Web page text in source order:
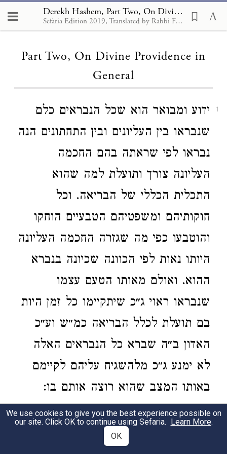
Derekh Hashem, Part Two, On Divine Providence in General
Sefaria Edition 2019, Translated by Rabbi Francis Nataf
Loading...
Part Two, On Divine Providence in
General
1
ידוע ומבואר הוא שכל הנבראים כלם
שנבראו בין העליונים ובין התחתונים הנה
נבראו לפי שראתה בהם החכמה
העליונה צורך ותועלת למה שהוא
התכלית הכללי של הבריאה. וכל
חוקותיהם ומשפטיהם הטבעיים הוחקו
והוטבעו כפי מה שגזרה החכמה העליונה
היותו נאות לפי הכוונה שכיונה בנברא
ההוא. ואולם מאותו הטעם עצמו
שנבראו ראוי ג״כ שיתקיימו כל זמן היות
בם תועלת לכלל הבריאה כמ״ש וע״כ
האדון ב״ה שברא כל הנבראים האלה
לא ימנע ג״כ מלהשגיח עליהם לקיימם
באותו המצב שהוא רוצה אותם בו:
It is well-known and clear that all of the
creatures that were created - both the higher
ones and the lower ones - were surely
We use cookies to give you the best experience possible on
our site. Click OK to continue using Sefaria. Learn More.
OK